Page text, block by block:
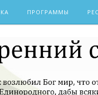
ПРОГРАММЫ